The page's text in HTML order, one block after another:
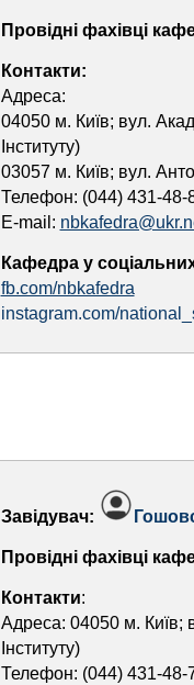
Провідні фахівці
Контакти:
Адреса:
04050 м. Київ; вул.
Інституту)
03057 м. Київ; вул.
Телефон: (044) 431-48-
E-mail:
Кафедра у
fb.com/nbkafedra
instagram.com/
Завідувач:
Провідні фахівці
Контакти:
Адреса: 04050 м. Київ;
Інституту)
Телефон: (044) 431-48-